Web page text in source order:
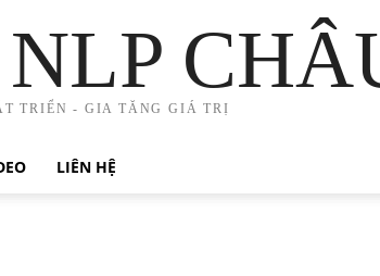
TRIỂN - GIA TĂNG GIÁ TRỊ
LIÊN HỆ